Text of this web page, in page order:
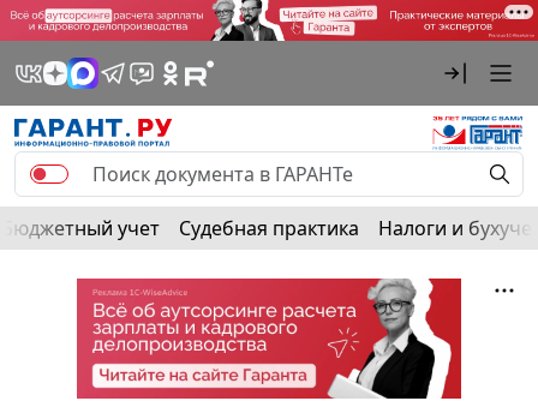
Бюджетный учет Судебная практика Налоги и